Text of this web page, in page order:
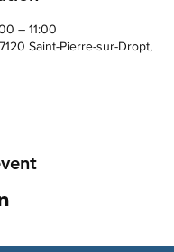
– 11:00
Saint-Pierre-sur-Dropt,